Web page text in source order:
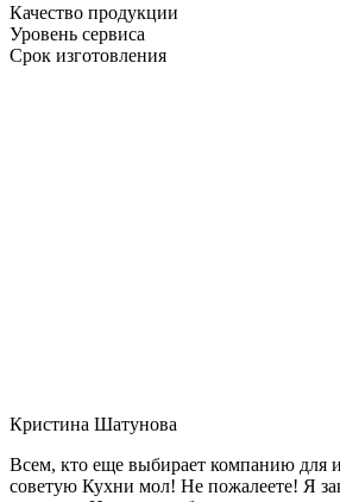
Качество продукции
Уровень сервиса
Срок изготовления
Кристина Шатунова
Всем, кто еще выбирает компанию для
советую Кухни мол! Не пожалеете! Я